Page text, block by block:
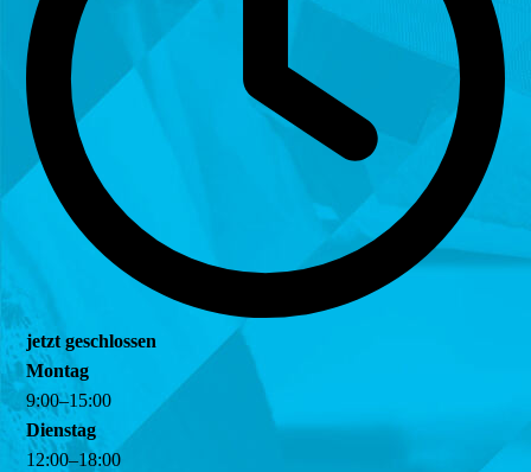
jetzt geschlossen
Montag
9:00–15:00
Dienstag
12:00–18:00